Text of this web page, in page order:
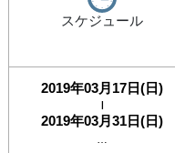
スケジュール
2019年03月17日(日)
|
2019年03月31日(日)